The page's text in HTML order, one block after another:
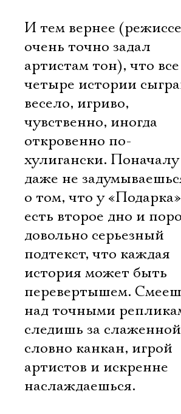
И тем вернее
очень точно задал
артистам тон), что все
четыре истории
весело, игриво,
чувственно, иногда
откровенно по-
хулигански. Поначалу
даже не
о том, что у «Подарка»
есть второе дно и
довольно серьезный
подтекст, что каждая
история может быть
перевертышем.
над точными
следишь за
словно канкан, игрой
артистов и искренне
наслаждаешься.